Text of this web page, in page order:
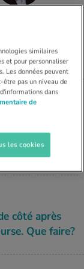
côté après
Que faire?
similaires
et pour personnaliser
Les données peuvent
pas un niveau de
dans
de
les cookies